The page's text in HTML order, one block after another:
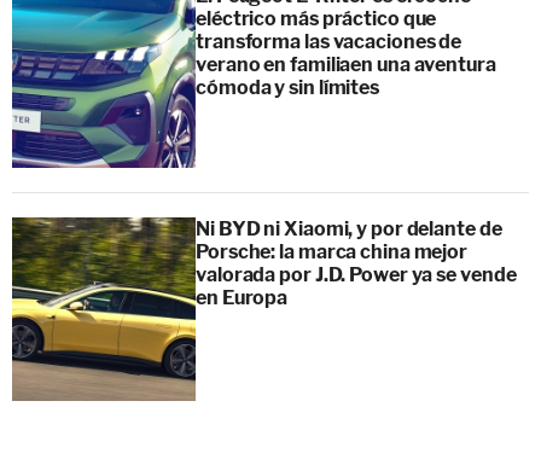
eléctrico más práctico que
transforma las vacaciones de
verano en familiaen una aventura
cómoda y sin límites
Ni BYD ni Xiaomi, y por delante de
Porsche: la marca china mejor
valorada por J.D. Power ya se vende
en Europa